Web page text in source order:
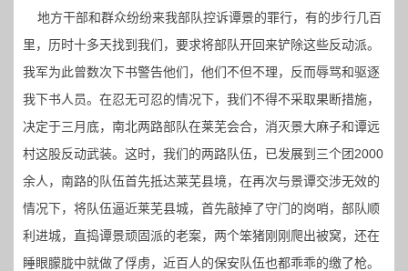
地方干部和群众纷纷来我部队控诉谭景的罪行，有的步行几百
里，历时十多天找到我们，要求将部队开回来铲除这些反动派。
我军为此曾数次下书警告他们，他们不但不理，反而辱骂和驱逐
我下书人员。在忍无可忍的情况下，我们不得不采取果断措施，
决定于三月底，南北两路部队在莱芜会合，消灭景大麻子和谭远
村这股反动武装。这时，我们的两路队伍，已发展到三个团2000
余人，南路的队伍首先抵达莱芜县境，在再次与景谭交涉无效的
情况下，将队伍逼近莱芜县城，首先敲掉了守门的岗哨，部队顺
利进城，直捣谭景顽固派的老案，两个笨猪刚刚爬出被窝，还在
睡眼朦胧中就做了俘虏，近百人的保安队伍也都乖乖的缴了枪。